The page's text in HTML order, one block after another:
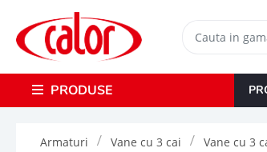
PRODUSE
Armaturi Vane cu 3 cai Vane cu 3